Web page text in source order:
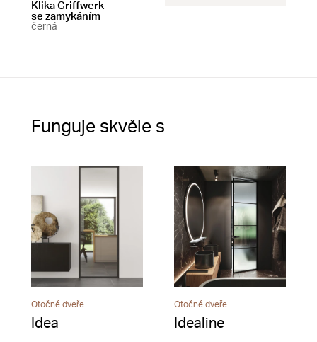
Klika Griffwerk
se zamykáním
černá
Funguje skvěle s
Otočné dveře
Idea
Otočné dveře
Idealine